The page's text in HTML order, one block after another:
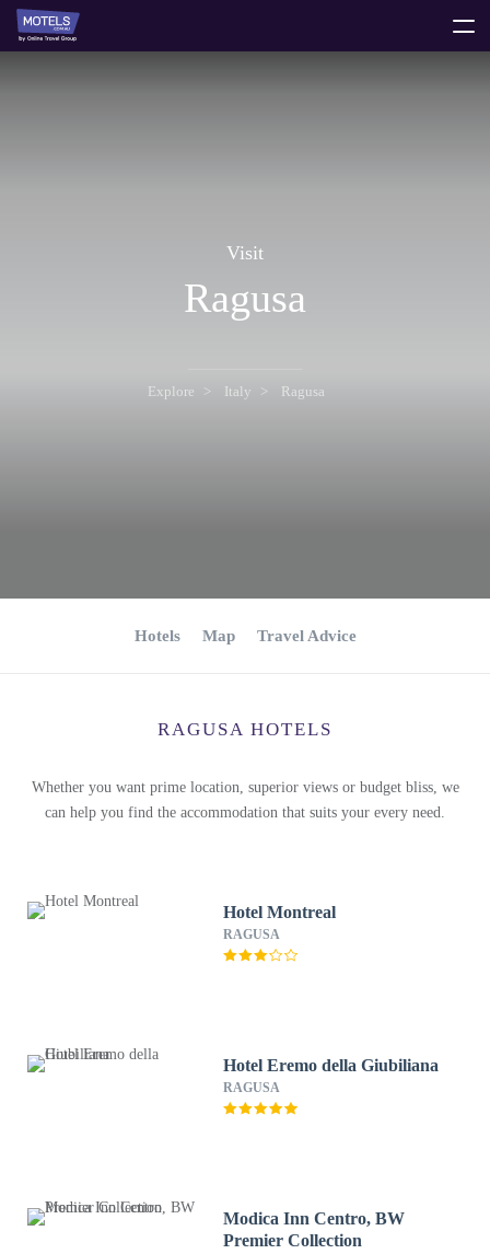
Visit
Ragusa
Explore Italy Ragusa
Hotels Map Travel Advice
RAGUSA HOTELS
Whether you want prime location, superior views or budget bliss, we
can help you find the accommodation that suits your every need.
Hotel Montreal
RAGUSA
Hotel Eremo della Giubiliana
RAGUSA
Modica Inn Centro, BW
Premier Collection